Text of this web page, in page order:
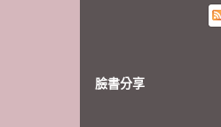
臉書分享